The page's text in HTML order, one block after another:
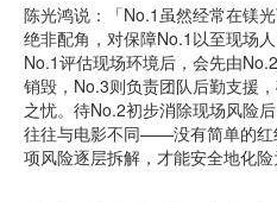
陈光鸿说：「No.1虽然经常在镁
绝非配角，对保障No.1以至现场
No.1评估现场环境后，会先由
销毁，No.3则负责团队后勤支援
之忧。待No.2初步消除现场风险
往往与电影不同——没有简单的红
项风险逐层拆解，才能安全地化险